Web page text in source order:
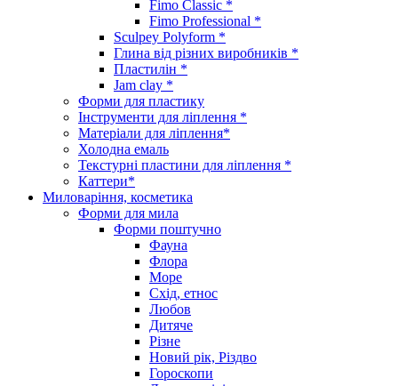
Fimo Classic *
Fimo Professional *
Sculpey Polyform *
Глина від різних виробників *
Пластилін *
Jam clay *
Форми для пластику
Інструменти для ліплення *
Матеріали для ліплення*
Холодна емаль
Текстурні пластини для ліплення *
Каттери*
Миловаріння, косметика
Форми для мила
Форми поштучно
Фауна
Флора
Море
Схід, етнос
Любов
Дитяче
Різне
Новий рік, Різдво
Гороскопи